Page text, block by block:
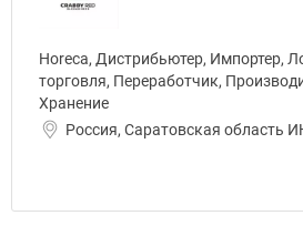
Horeca, Дистрибьютер, Импортер,
торговля, Переработчик,
Хранение
Россия, Саратовская область